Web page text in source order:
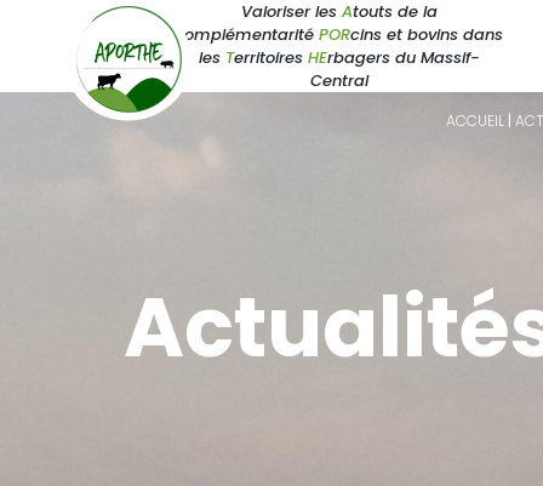
Valoriser les Atouts de la
complémentarité PORcins et bovins dans
les Territoires HErbagers du Massif-
Central
ACCUEIL |